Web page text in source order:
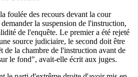
foulée des recours devant la cour
la suspension de l'instruction,
de l'enquête. Le premier a été rejeté
source judiciaire, le second doit être
de la chambre de l'instruction avant de
le fond", avait-elle écrit aux juges.